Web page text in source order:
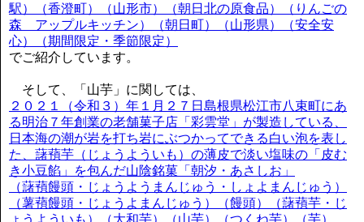
駅）（香澄町）（山形市）（朝日北の原食品）（りんごの
森 アップルキッチン）（朝日町）（山形県）（安全安
心）（期間限定・季節限定）
でご紹介しています。
そして、「山芋」に関しては、
２０２１（令和３）年１月２７日島根県松江市八束町にあ
る明治７年創業の老舗菓子店「彩雲堂」が製造している、
日本海の潮が岩を打ち岩にぶつかってできる白い泡を表し
た、藷蕷芋（じょうよういも）の薄皮で淡い塩味の「皮む
き小豆餡」を包んだ山陰銘菓「朝汐・あさしお」
（藷蕷饅頭・じょうようまんじゅう・しょよまんじゅう）
（薯蕷饅頭・じょうよまんじゅう）（饅頭）（藷蕷芋・じ
ょうよういも）（大和芋）（山芋）（つくね芋）（芋）